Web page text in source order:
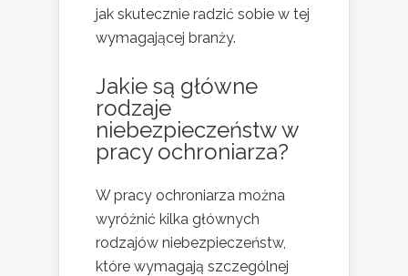
jak skutecznie radzić sobie w tej
wymagającej branży.
Jakie są główne
rodzaje
niebezpieczeństw w
pracy ochroniarza?
W pracy ochroniarza można
wyróżnić kilka głównych
rodzajów niebezpieczeństw,
które wymagają szczególnej